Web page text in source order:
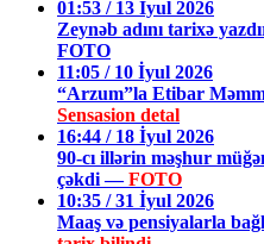
01:53 / 13 İyul 2026
Zeynəb adını tarixə
FOTO
11:05 / 10 İyul 2026
“Arzum”la Etibar
Sensasion detal
16:44 / 18 İyul 2026
90-cı illərin məşhur
çəkdi —FOTO
10:35 / 31 İyul 2026
Maaş və pensiyalarla